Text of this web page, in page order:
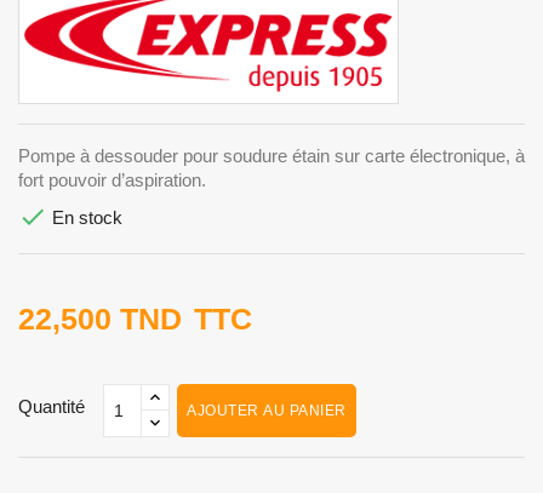
Pompe à dessouder pour soudure étain sur carte électronique, à
fort pouvoir d’aspiration.
 En stock
22,500 TND TTC
Quantité AJOUTER AU PANIER